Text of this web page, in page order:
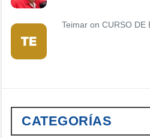
Teimar on CURSO DE
CATEGORÍAS